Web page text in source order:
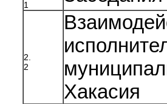
1
2.
2
Хакасия